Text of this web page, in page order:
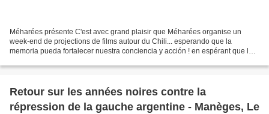
Méharées présente C'est avec grand plaisir que Méharées organise un
week-end de projections de films autour du Chili... esperando que la
memoria pueda fortalecer nuestra conciencia y acción ! en espérant que la
Retour sur les années noires contre la
répression de la gauche argentine - Manèges, Le